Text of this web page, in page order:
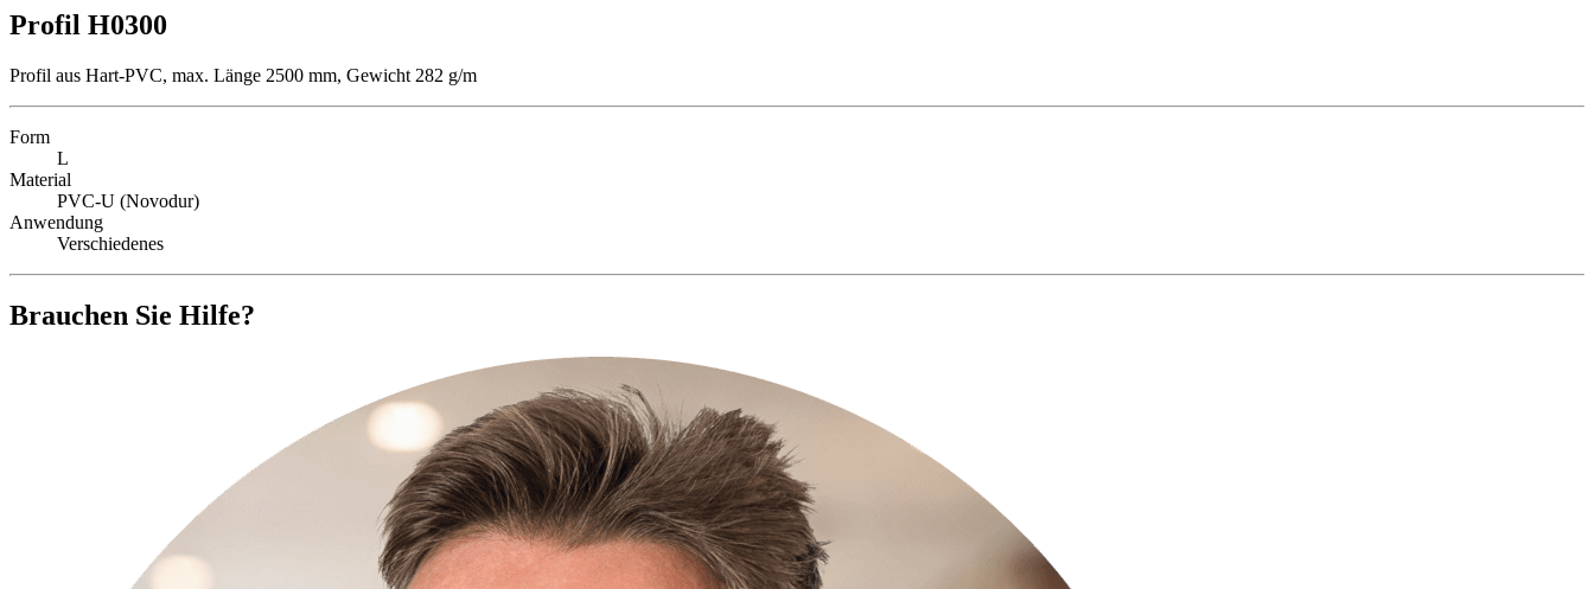
Profil H0300
Profil aus Hart-PVC, max. Länge 2500 mm, Gewicht 282 g/m
Form
L
Material
PVC-U (Novodur)
Anwendung
Verschiedenes
Brauchen Sie Hilfe?